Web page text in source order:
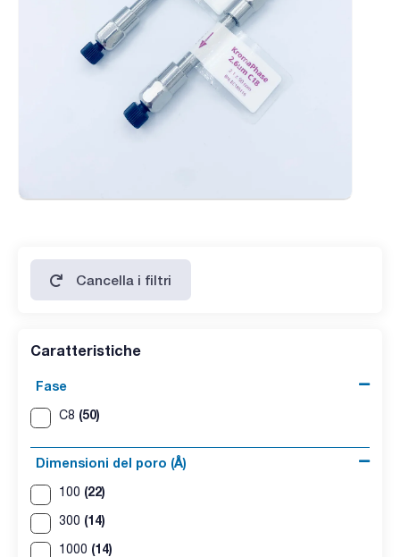
Cancella i filtri
Caratteristiche
Fase
C8 (50)
Dimensioni del poro (Å)
100 (22)
300 (14)
1000 (14)